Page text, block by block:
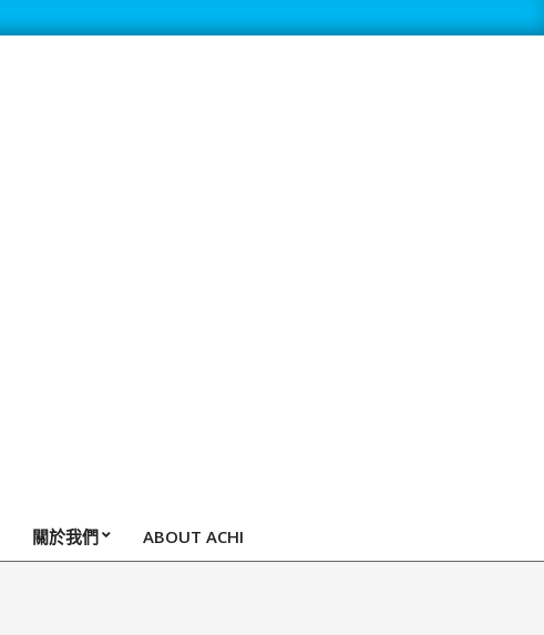
關於我們 ABOUT ACHI